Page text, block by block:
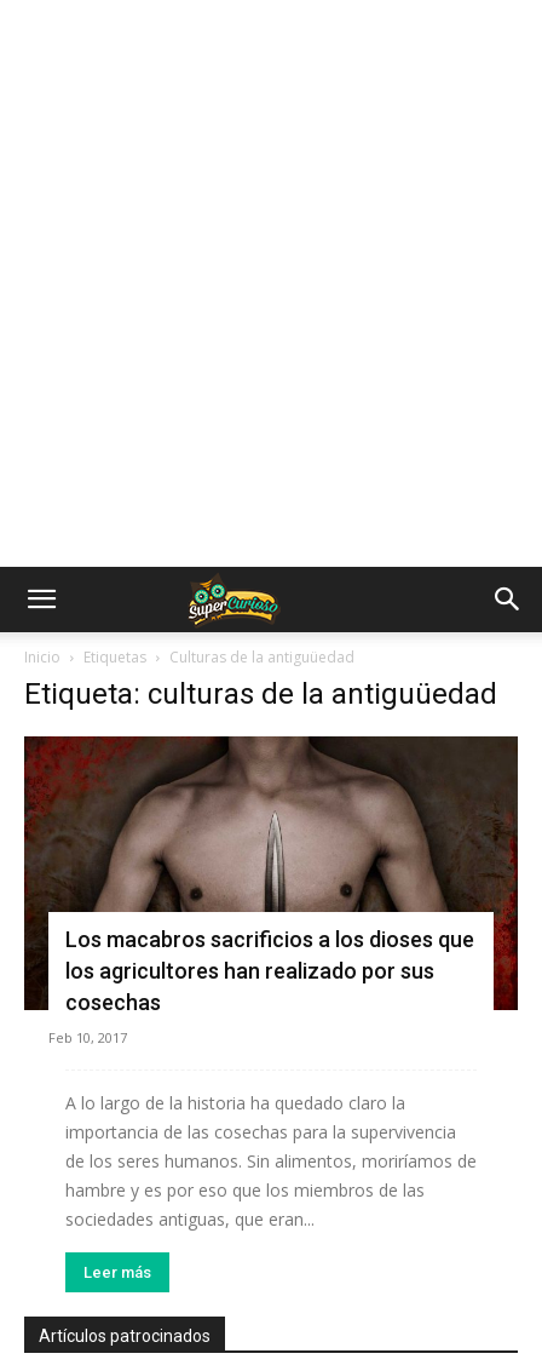
Inicio Etiquetas Culturas de la antiguüedad
Etiqueta: culturas de la antiguüedad
Los macabros sacrificios a los dioses que
los agricultores han realizado por sus
cosechas
Feb 10, 2017
A lo largo de la historia ha quedado claro la
importancia de las cosechas para la supervivencia
de los seres humanos. Sin alimentos, moriríamos de
hambre y es por eso que los miembros de las
sociedades antiguas, que eran...
Leer más
Artículos patrocinados